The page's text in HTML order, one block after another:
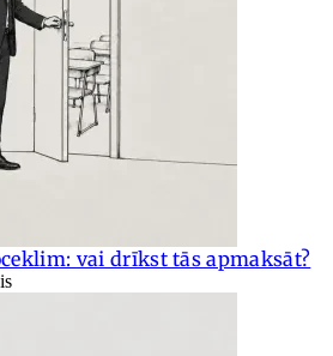
vai drīkst tās apmaksāt?